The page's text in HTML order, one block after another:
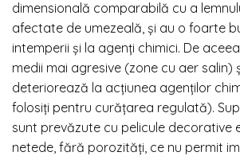
dimensională comparabilă cu a
afectate de umezeală, și au o foarte
intemperii și la agenți chimici. De
medii mai agresive (zone cu aer salin)
deteriorează la acțiunea agenților
folosiți pentru curățarea regulată).
sunt prevăzute cu pelicule decorative
netede, fără porozități, ce nu permit